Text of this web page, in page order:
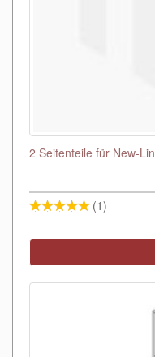
2 Seitenteile für New-
(1)